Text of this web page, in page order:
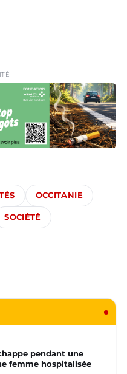
OCCITANIE
SOCIÉTÉ
pendant une
femme hospitalisée